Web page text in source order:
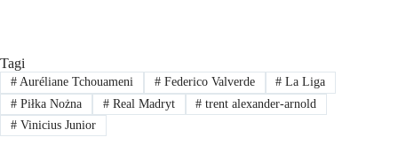
Tagi
#Auréliane Tchouameni #Federico Valverde # La Liga
#Piłka Nożna #Real Madryt # trent alexander-arnold
#Vinicius Junior